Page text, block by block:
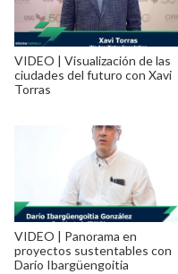
VIDEO | Visualización de las
ciudades del futuro con Xavi
Torras
VIDEO | Panorama en
proyectos sustentables con
Darío Ibargüengoitia